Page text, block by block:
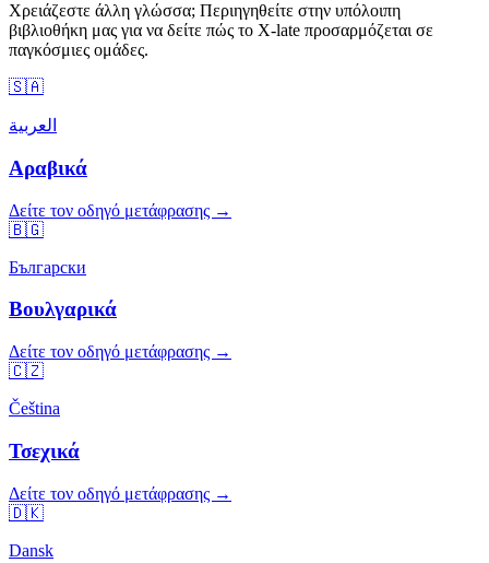
Χρειάζεστε άλλη γλώσσα; Περιηγηθείτε στην υπόλοιπη
βιβλιοθήκη μας για να δείτε πώς το X-late προσαρμόζεται σε
παγκόσμιες ομάδες.
🇸🇦
العربية
Αραβικά
Δείτε τον οδηγό μετάφρασης →
🇧🇬
Български
Βουλγαρικά
Δείτε τον οδηγό μετάφρασης →
🇨🇿
Čeština
Τσεχικά
Δείτε τον οδηγό μετάφρασης →
🇩🇰
Dansk